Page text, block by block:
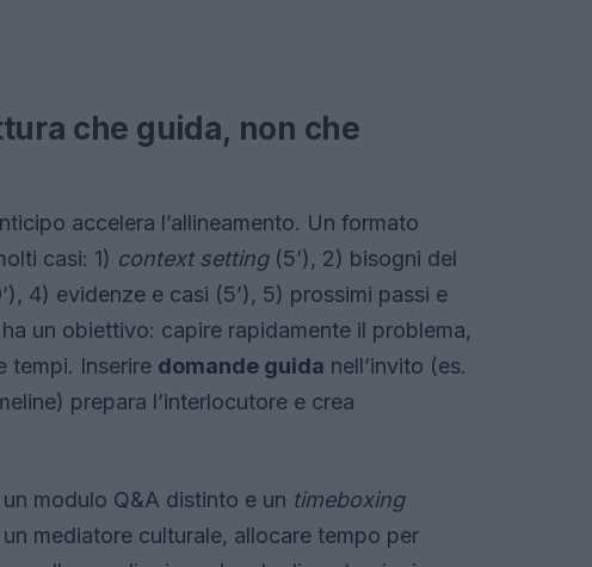
che guida, non che
accelera l’allineamento. Un formato
casi: 1) context setting(5’), 2) bisogni del
4) evidenze e casi (5’), 5) prossimi passi e
un obiettivo: capire rapidamente il problema,
tempi. Inserire domande guida nell’invito (es.
prepara l’interlocutore e crea
modulo Q&A distinto e un timeboxing
mediatore culturale, allocare tempo per